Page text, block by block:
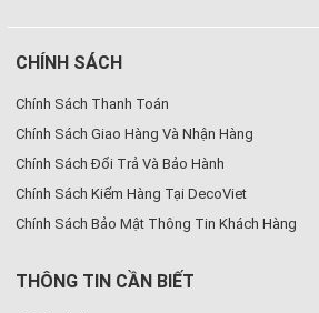
CHÍNH SÁCH
Chính Sách Thanh Toán
Chính Sách Giao Hàng Và Nhận Hàng
Chính Sách Đổi Trả Và Bảo Hành
Chính Sách Kiểm Hàng Tại DecoViet
Chính Sách Bảo Mật Thông Tin Khách Hàng
THÔNG TIN CẦN BIẾT